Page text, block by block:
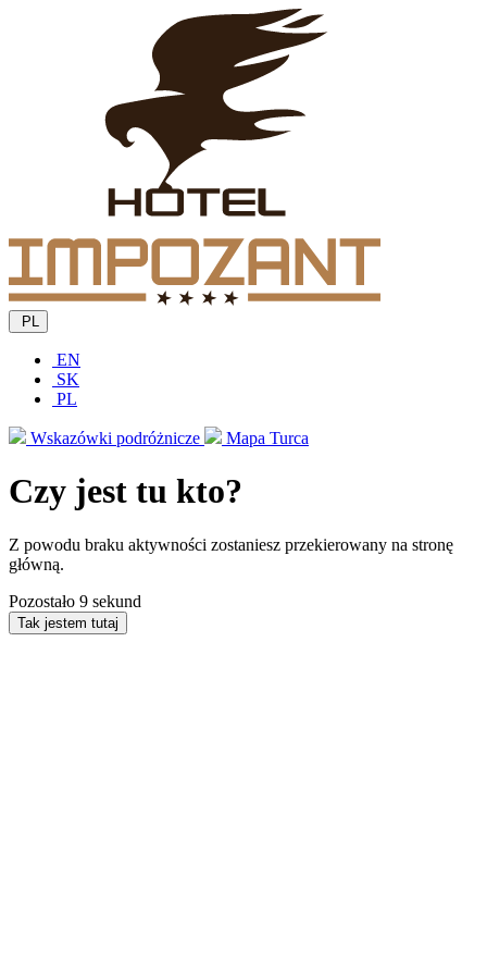
PL
EN
SK
PL
Wskazówki podróżnicze Mapa Turca
Czy jest tu kto?
Z powodu braku aktywności zostaniesz przekierowany na stronę
główną.
Pozostało 9 sekund
Tak jestem tutaj